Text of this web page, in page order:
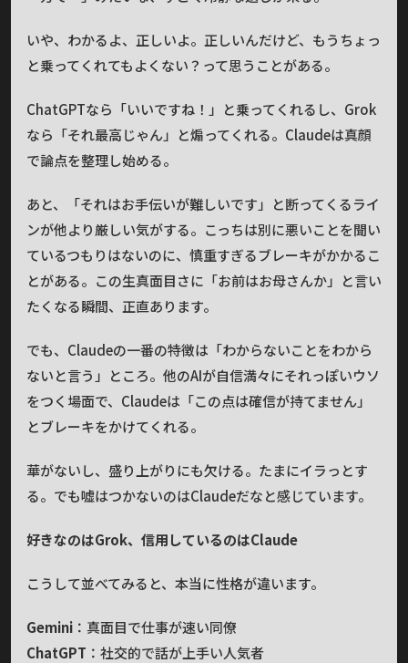
いや、わかるよ、正しいよ。正しいんだけど、もうちょっ
と乗ってくれてもよくない？って思うことがある。
ChatGPTなら「いいですね！」と乗ってくれるし、Grok
なら「それ最高じゃん」と煽ってくれる。Claudeは真顔
で論点を整理し始める。
あと、「それはお手伝いが難しいです」と断ってくるライ
ンが他より厳しい気がする。こっちは別に悪いことを聞い
ているつもりはないのに、慎重すぎるブレーキがかかるこ
とがある。この生真面目さに「お前はお母さんか」と言い
たくなる瞬間、正直あります。
でも、Claudeの一番の特徴は「わからないことをわから
ないと言う」ところ。他のAIが自信満々にそれっぽいウソ
をつく場面で、Claudeは「この点は確信が持てません」
とブレーキをかけてくれる。
華がないし、盛り上がりにも欠ける。たまにイラっとす
る。でも嘘はつかないのはClaudeだなと感じています。
好きなのはGrok、信用しているのはClaude
こうして並べてみると、本当に性格が違います。
Gemini ：真面目で仕事が速い同僚
ChatGPT ：社交的で話が上手い人気者